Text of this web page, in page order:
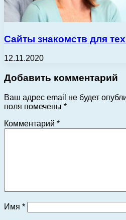
Сайты знакомств для
12.11.2020
Добавить комментарий
Ваш адрес email не будет
поля помечены *
Комментарий *
Имя *